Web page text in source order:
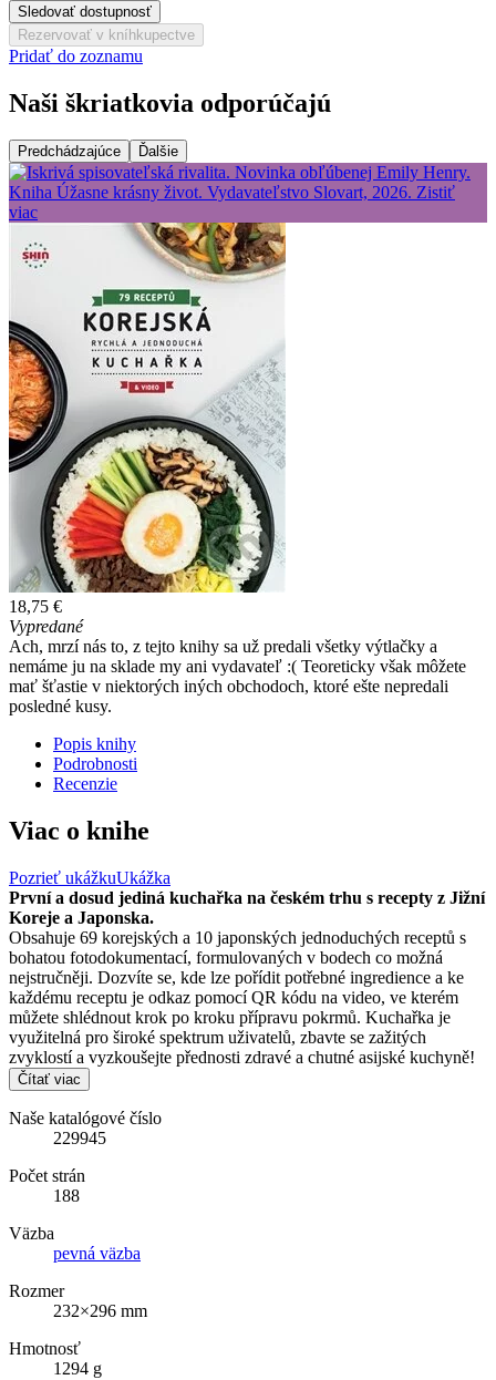
Sledovať dostupnosť
Rezervovať v kníhkupectve
Pridať do zoznamu
Naši škriatkovia odporúčajú
Predchádzajúce Ďalšie
18,75 €
Vypredané
Ach, mrzí nás to, z tejto knihy sa už predali všetky výtlačky a
nemáme ju na sklade my ani vydavateľ :( Teoreticky však môžete
mať šťastie v niektorých iných obchodoch, ktoré ešte nepredali
posledné kusy.
Popis knihy
Podrobnosti
Recenzie
Viac o knihe
Pozrieť ukážkuUkážka
První a dosud jediná kuchařka na českém trhu s recepty z Jižní
Koreje a Japonska.
Obsahuje 69 korejských a 10 japonských jednoduchých receptů s
bohatou fotodokumentací, formulovaných v bodech co možná
nejstručněji. Dozvíte se, kde lze pořídit potřebné ingredience a ke
každému receptu je odkaz pomocí QR kódu na video, ve kterém
můžete shlédnout krok po kroku přípravu pokrmů. Kuchařka je
využitelná pro široké spektrum uživatelů, zbavte se zažitých
zvyklostí a vyzkoušejte přednosti zdravé a chutné asijské kuchyně!
Čítať viac
Naše katalógové číslo
229945
Počet strán
188
Väzba
pevná väzba
Rozmer
232×296 mm
Hmotnosť
1294 g